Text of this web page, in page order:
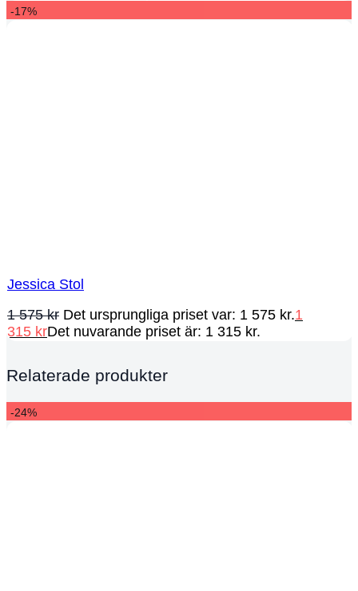
-17%
Jessica Stol
1 575kr Det ursprungliga priset var: 1 575 kr.1
315 krDet nuvarande priset är: 1 315 kr.
Relaterade produkter
-24%